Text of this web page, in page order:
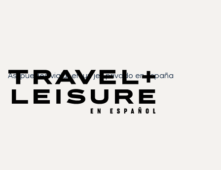
Así puedes viajar en un jet privado en España